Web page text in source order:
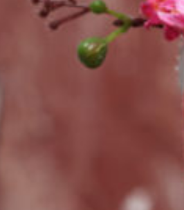
GESCHENKIDEEN
FÜR WEIHNACHTEN
REZEPTE